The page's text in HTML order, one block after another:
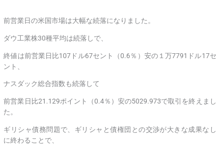
前営業日の米国市場は大幅な続落になりました。
ダウ工業株30種平均は続落しで、
終値は前営業日比107ドル67セント（0.6％）安の１万7791ドル17セ
ント、
ナスダック総合指数も続落して
前営業日比21.129ポイント（0.4％）安の5029.973で取引を終えまし
た。
ギリシャ債務問題で、ギリシャと債権団との交渉が大きな成果なし
に終わることで、